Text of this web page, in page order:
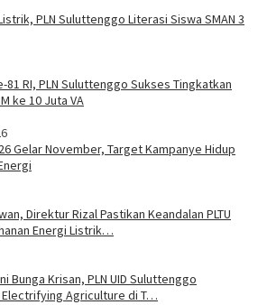
PLN Suluttenggo Literasi Siswa SMAN 3
81 RI, PLN Suluttenggo Sukses Tingkatkan
ke 10 Juta VA
Gelar November, Target Kampanye Hidup
Direktur Rizal Pastikan Keandalan PLTU
Energi Listrik…
Bunga Krisan, PLN UID Suluttenggo
Agriculture di T…